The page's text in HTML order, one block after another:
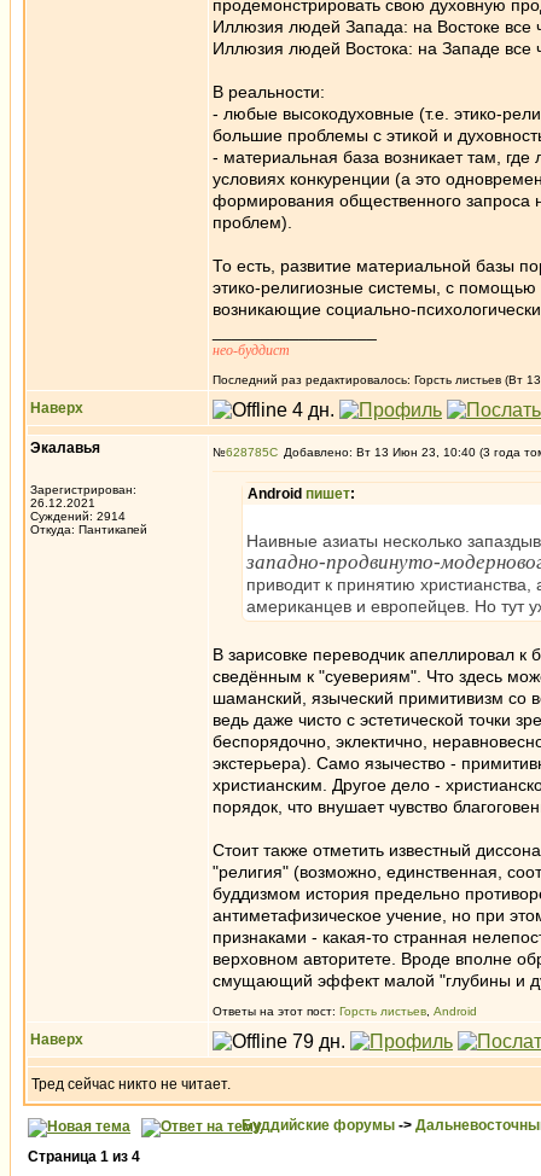
продемонстрировать свою духовную
Иллюзия людей Запада: на Востоке все
Иллюзия людей Востока: на Западе все
В реальности:
- любые высокодуховные (т.е. этико-
большие проблемы с этикой и
- материальная база возникает там,
условиях конкуренции (а это
формирования общественного запроса
проблем).
То есть, развитие материальной базы
этико-религиозные системы, с
возникающие социально-
нео-буддист
Последний раз редактировалось: Горсть листьев (Вт
Наверх
Экалавья
Зарегистрирован:
26.12.2021
Суждений: 2914
Откуда: Пантикапей
№628785 Добавлено: Вт 13 Июн 23, 10:40 (3 года
Android пишет:
Наивные азиаты несколько
западно-продвинуто-
приводит к принятию
американцев и европейцев. Но тут
В зарисовке переводчик апеллировал к
сведённым к "суевериям". Что здесь
шаманский, языческий примитивизм со
ведь даже чисто с эстетической точки
беспорядочно, эклектично,
экстерьера). Само язычество -
христианским. Другое дело -
порядок, что внушает чувство
Стоит также отметить известный
"религия" (возможно, единственная,
буддизмом история предельно
антиметафизическое учение, но при
признаками - какая-то странная
верховном авторитете. Вроде вполне
смущающий эффект малой "глубины и
Ответы на этот пост: Горсть листьев Android
Наверх
Тред сейчас никто не читает.
Буддийские форумы ->
Страница 1 из 4